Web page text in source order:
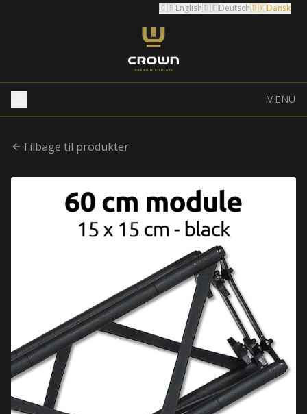
🇬🇧English🇩🇪Deutsch🇩🇰Dansk
MENU
Tilbage til produkter